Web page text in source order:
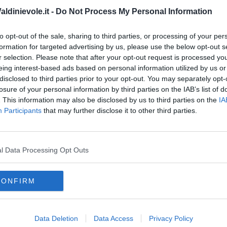
- Do Not Process My Personal Information
opt-out of the sale, sharing to third parties, or processing of your
for targeted advertising by us, please use the below opt-out
selection. Please note that after your opt-out request is processed
interest-based ads based on personal information utilized by us
to third parties prior to your opt-out. You may separately
of your personal information by third parties on the IAB’s list of
This information may also be disclosed by us to third parties on the
Participants that may further disclose it to other third parties.
Data Processing Opt Outs
Data Deletion Data Access Privacy Policy
della Regione Toscana non sarà più possibile accedere con
offerte. L’accesso, come stabilito dal Decreto semplificazioni
di SPID, CNS o CIE
iscriviti allaNewsletter QUInews - ToscanaMedia.
nella tua casella di posta.